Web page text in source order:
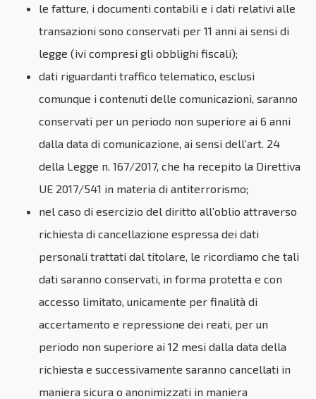
le fatture, i documenti contabili e i dati relativi alle
transazioni sono conservati per 11 anni ai sensi di
legge (ivi compresi gli obblighi fiscali);
dati riguardanti traffico telematico, esclusi
comunque i contenuti delle comunicazioni, saranno
conservati per un periodo non superiore ai 6 anni
dalla data di comunicazione, ai sensi dell’art. 24
della Legge n. 167/2017, che ha recepito la Direttiva
UE 2017/541 in materia di antiterrorismo;
nel caso di esercizio del diritto all’oblio attraverso
richiesta di cancellazione espressa dei dati
personali trattati dal titolare, le ricordiamo che tali
dati saranno conservati, in forma protetta e con
accesso limitato, unicamente per finalità di
accertamento e repressione dei reati, per un
periodo non superiore ai 12 mesi dalla data della
richiesta e successivamente saranno cancellati in
maniera sicura o anonimizzati in maniera